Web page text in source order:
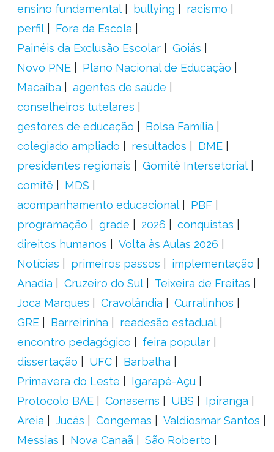
ensino fundamental
bullying
racismo
perfil
Fora da Escola
Painéis da Exclusão Escolar
Goiás
Novo PNE
Plano Nacional de Educação
Macaíba
agentes de saúde
conselheiros tutelares
gestores de educação
Bolsa Família
colegiado ampliado
resultados
DME
presidentes regionais
Gomitê Intersetorial
comitê
MDS
acompanhamento educacional
PBF
programação
grade 2026
conquistas
direitos humanos
Volta às Aulas 2026
Notícias
primeiros passos
implementação
Anadia
Cruzeiro do Sul
Teixeira de Freitas
Joca Marques
Cravolândia
Curralinhos
GRE
Barreirinha
readesão estadual
encontro pedagógico
feira popular
dissertação
UFC
Barbalha
Primavera do Leste
Igarapé-Açu
Protocolo BAE
Conasems UBS
Ipiranga
Areia
Jucás Congemas
Valdiosmar Santos
Messias
Nova Canaã São Roberto